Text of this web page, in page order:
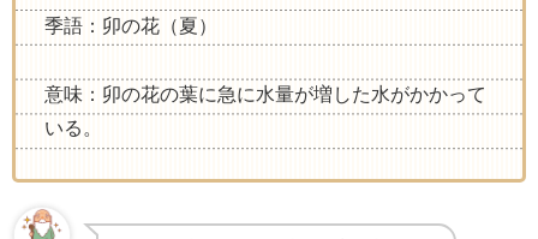
季語：卯の花（夏）
意味：卯の花の葉に急に水量が増した水がかかって
いる。